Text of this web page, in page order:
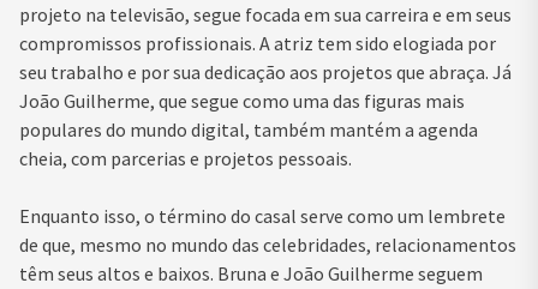
projeto na televisão, segue focada em sua carreira e em seus
compromissos profissionais. A atriz tem sido elogiada por
seu trabalho e por sua dedicação aos projetos que abraça. Já
João Guilherme, que segue como uma das figuras mais
populares do mundo digital, também mantém a agenda
cheia, com parcerias e projetos pessoais.
Enquanto isso, o término do casal serve como um lembrete
de que, mesmo no mundo das celebridades, relacionamentos
têm seus altos e baixos. Bruna e João Guilherme seguem